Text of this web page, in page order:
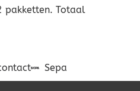
pakketten. Totaal
Sepa